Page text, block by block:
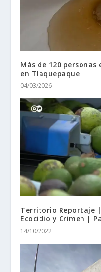
Más de 120
en Tlaquepaque
04/03/2026
Territorio Reportaje
Ecocidio y Crimen |
14/10/2022